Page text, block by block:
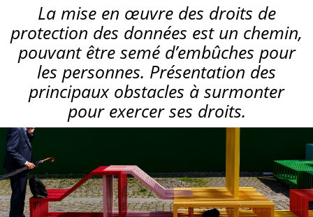
La mise en œuvre des droits de
protection des données est un chemin,
pouvant être semé d’embûches pour
les personnes. Présentation des
principaux obstacles à surmonter
pour exercer ses droits.